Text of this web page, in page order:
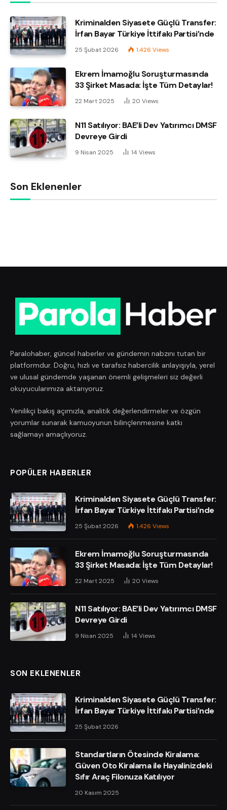
Kriminalden Siyasete Güçlü Transfer:
İrfan Bayar Türkiye İttifakı Partisi’nde
25 Şubat 2026 1.426 Views
Ekrem İmamoğlu Soruşturmasında
33 Şirket Masada: İşte Tüm Detaylar!
22 Mart 2025 20 Views
N11 Satılıyor: BAE’li Dev Yatırımcı DMSF
Devreye Girdi
9 Nisan 2025 14 Views
Son Eklenenler
Paralohaber, güncel haberler ve gündemin nabzını tutan bir
platformdur. Doğru, hızlı ve tarafsız habercilik anlayışıyla, yerel
ve ulusal gündemde yaşanan önemli gelişmeleri siz değerli
okuyucularımıza aktarıyoruz.
Yenilikçi bakış açımızla, analitik değerlendirmeler ve özgün
yorumlar sunarak kamuoyunun bilinçlenmesine katkı
sağlamayı amaçlıyoruz.
POPÜLER HABERLER
Kriminalden Siyasete Güçlü Transfer:
İrfan Bayar Türkiye İttifakı Partisi’nde
25 Şubat 2026 1.426 Views
Ekrem İmamoğlu Soruşturmasında
33 Şirket Masada: İşte Tüm Detaylar!
22 Mart 2025 20 Views
N11 Satılıyor: BAE’li Dev Yatırımcı DMSF
Devreye Girdi
9 Nisan 2025 14 Views
SON EKLENENLER
Kriminalden Siyasete Güçlü Transfer:
İrfan Bayar Türkiye İttifakı Partisi’nde
25 Şubat 2026
Standartların Ötesinde Kiralama:
Güven Oto Kiralama ile Hayalinizdeki
Sıfır Araç Filonuza Katılıyor
20 Kasım 2025